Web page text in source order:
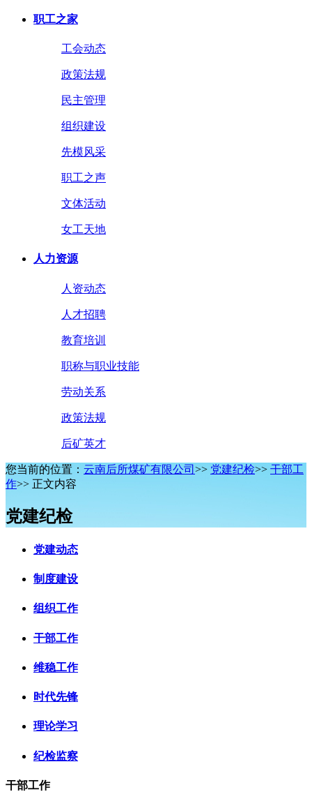
职工之家
工会动态
政策法规
民主管理
组织建设
先模风采
职工之声
文体活动
女工天地
人力资源
人资动态
人才招聘
教育培训
职称与职业技能
劳动关系
政策法规
后矿英才
您当前的位置： 云南后所煤矿有限公司 >> 党建纪检>> 干部工
作>> 正文内容
党建纪检
党建动态
制度建设
组织工作
干部工作
维稳工作
时代先锋
理论学习
纪检监察
干部工作